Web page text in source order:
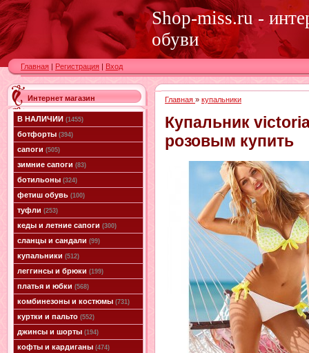
Shop-miss.ru -
обуви
Главная | Регистрация | Вход
Интернет магазин
В НАЛИЧИИ (1455)
ботфорты (394)
сапоги (505)
зимние сапоги (83)
ботильоны (324)
фетиш обувь (100)
туфли (253)
кеды и летние сапоги (300)
сланцы и сандали (99)
купальники (512)
леггинсы и брюки (199)
платья и юбки (568)
комбинезоны и костюмы (731)
куртки и пальто (552)
джинсы и шорты (194)
кофты и кардиганы (474)
Главная » купальники
Купальник
розовым купить